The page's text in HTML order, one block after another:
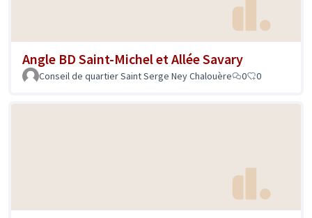
Angle BD Saint-Michel et Allée Savary
Conseil de quartier Saint Serge Ney Chalouère 0 0